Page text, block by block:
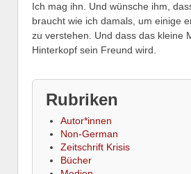
Ich mag ihn. Und wünsche ihm,
braucht wie ich damals, um einige
zu verstehen. Und dass das kleine
Hinterkopf sein Freund wird.
Rubriken
Autor*innen
Non-German
Zeitschrift Krisis
Bücher